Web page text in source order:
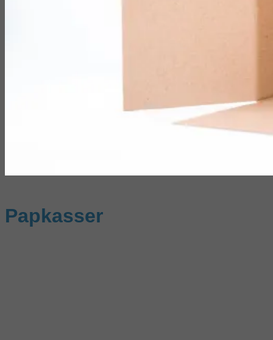
Papkasser